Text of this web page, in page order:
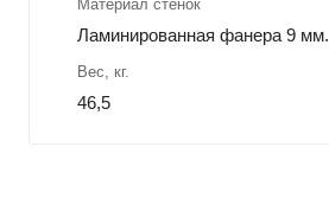
Материал стенок
Ламинированная фанера 9 мм.
Вес, кг.
46,5